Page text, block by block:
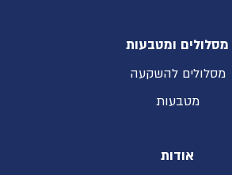
מסלולים ומטבעות
מסלולים להשקעה
מטבעות
אודות